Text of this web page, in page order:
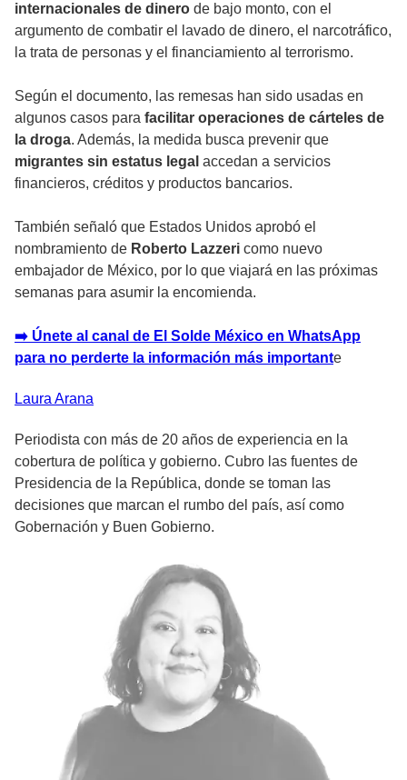
internacionales de dinero de bajo monto, con el
argumento de combatir el lavado de dinero, el narcotráfico,
la trata de personas y el financiamiento al terrorismo.
Según el documento, las remesas han sido usadas en
algunos casos para facilitar operaciones de cárteles de
la droga. Además, la medida busca prevenir que
migrantes sin estatus legal accedan a servicios
financieros, créditos y productos bancarios.
También señaló que Estados Unidos aprobó el
nombramiento de Roberto Lazzeri como nuevo
embajador de México, por lo que viajará en las próximas
semanas para asumir la encomienda.
➡️ Únete al canal de El Solde México en WhatsApp
para no perderte la información más importante
Laura Arana
Periodista con más de 20 años de experiencia en la
cobertura de política y gobierno. Cubro las fuentes de
Presidencia de la República, donde se toman las
decisiones que marcan el rumbo del país, así como
Gobernación y Buen Gobierno.